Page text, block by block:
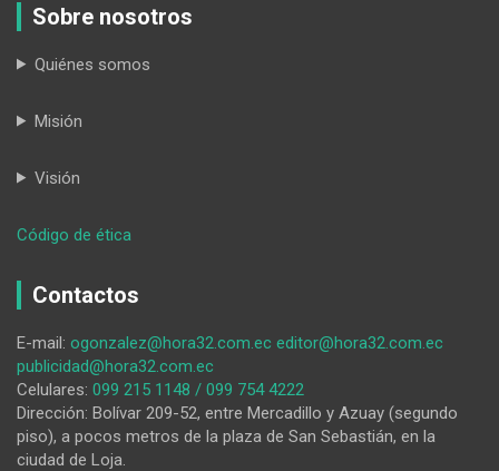
Sobre nosotros
Quiénes somos
Misión
Visión
Código de ética
se
a
la
lucha
contra
los
Contactos
E-mail: ogonzalez@hora32.com.ec editor@hora32.com.ec
publicidad@hora32.com.ec
Celulares: 099 215 1148 / 099 754 4222
Dirección: Bolívar 209-52, entre Mercadillo y Azuay (segundo
piso), a pocos metros de la plaza de San Sebastián, en la
ciudad de Loja.